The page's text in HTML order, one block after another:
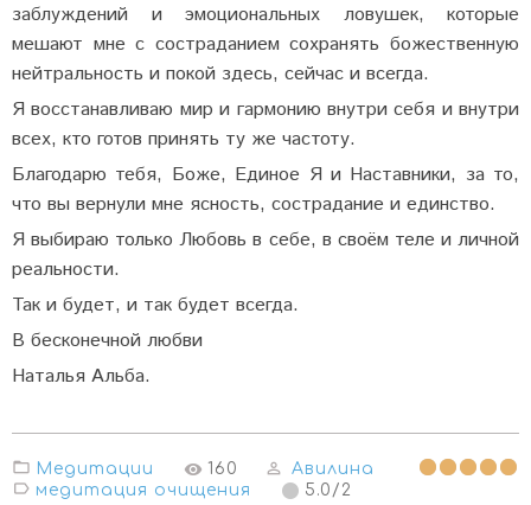
заблуждений и эмоциональных ловушек, которые
мешают мне с состраданием сохранять божественную
нейтральность и покой здесь, сейчас и всегда.
Я восстанавливаю мир и гармонию внутри себя и внутри
всех, кто готов принять ту же частоту.
Благодарю тебя, Боже, Единое Я и Наставники, за то,
что вы вернули мне ясность, сострадание и единство.
Я выбираю только Любовь в себе, в своём теле и личной
реальности.
Так и будет, и так будет всегда.
В бесконечной любви
Наталья Альба.
Медитации 160
Авилина
медитация очищения
5.0 / 2